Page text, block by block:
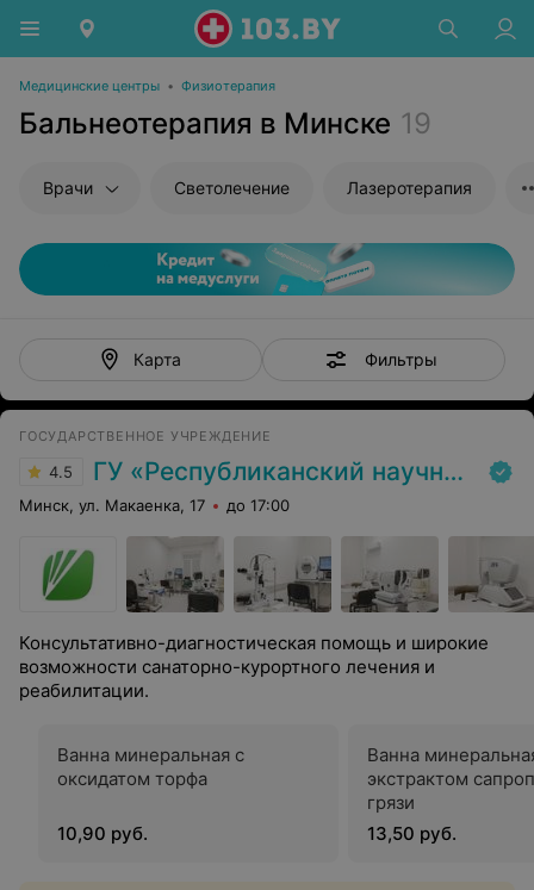
Медицинские центры • Физиотерапия
Бальнеотерапия в Минске 19
Врачи Светолечение Лазеротерапия
Карта Фильтры
ГОСУДАРСТВЕННОЕ УЧРЕЖДЕНИЕ
4.5 ГУ «Республиканский научно-практический центр медицинской экспертизы и реабилитаци»
Минск, ул. Макаенка, 17 до 17:00
Консультативно-диагностическая помощь и широкие
возможности санаторно-курортного лечения и
реабилитации.
Ванна минеральная с
оксидатом торфа
10,90 руб.
Ванна
экстрактом
грязи
13,50 руб.